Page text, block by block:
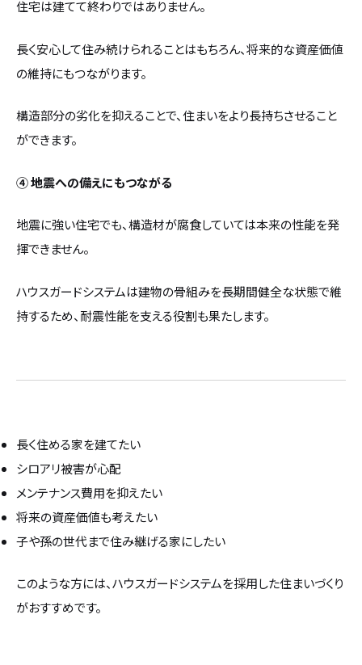
住宅は建てて終わりではありません。
長く安心して住み続けられることはもちろん、将来的な資産価値
の維持にもつながります。
構造部分の劣化を抑えることで、住まいをより長持ちさせること
ができます。
④ 地震への備えにもつながる
地震に強い住宅でも、構造材が腐食していては本来の性能を発
揮できません。
ハウスガードシステムは建物の骨組みを長期間健全な状態で維
持するため、耐震性能を支える役割も果たします。
長く住める家を建てたい
シロアリ被害が心配
メンテナンス費用を抑えたい
将来の資産価値も考えたい
子や孫の世代まで住み継げる家にしたい
このような方には、ハウスガードシステムを採用した住まいづくり
がおすすめです。